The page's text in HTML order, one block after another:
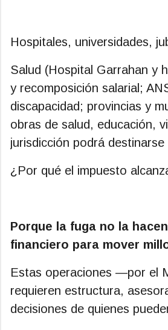
Hospitales, universidades,
Salud (Hospital Garrahan y
y recomposición salarial;
discapacidad; provincias y
obras de salud, educación,
jurisdicción podrá
¿Por qué el impuesto
Porque la fuga no la
financiero para mover
Estas operaciones —por el
requieren estructura,
decisiones de quienes